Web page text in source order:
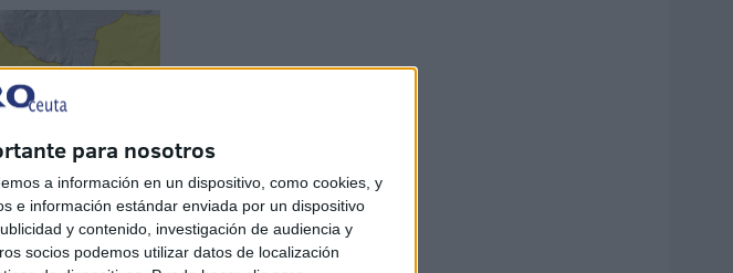
para nosotros
a información en un dispositivo, como cookies, y
e información estándar enviada por un dispositivo
y contenido, investigación de audiencia y
socios podemos utilizar datos de localización